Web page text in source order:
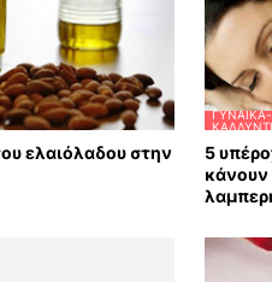
ελαιόλαδου στην
5
κάνουν